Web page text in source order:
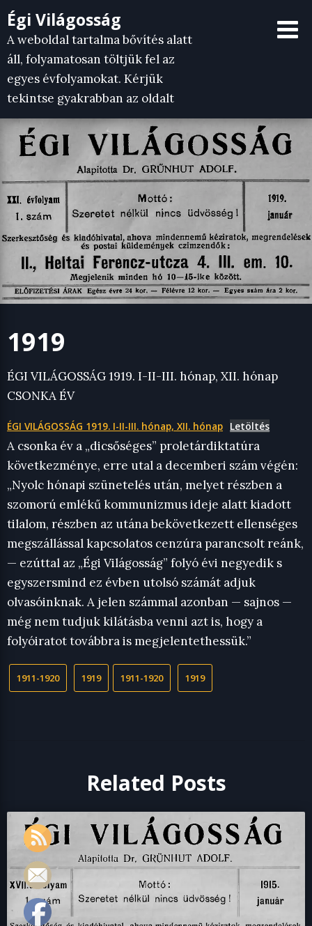
Skip
to
content
Égi Világosság
A weboldal tartalma bővítés alatt
áll, folyamatosan töltjük fel az
egyes évfolyamokat. Kérjük
tekintse gyakrabban az oldalt
1919
ÉGI VILÁGOSSÁG 1919. I-II-III. hónap, XII. hónap
CSONKA ÉV
ÉGI VILÁGOSSÁG 1919. I-II-III. hónap, XII. hónap Letöltés
A csonka év a „dicsőséges” proletárdiktatúra
következménye, erre utal a decemberi szám végén:
„Nyolc hónapi szünetelés után, melyet részben a
szomorú emlékű kommunizmus ideje alatt kiadott
tilalom, részben az utána bekövetkezett ellenséges
megszállással kapcsolatos cenzúra parancsolt reánk,
— ezúttal az „Égi Világosság” folyó évi negyedik s
egyszersmind ez évben utolsó számát adjuk
olvasóinknak. A jelen számmal azonban — sajnos —
még nem tudjuk kilátásba venni azt is, hogy a
folyóiratot továbbra is megjelentethessük.”
1911-1920 1919 1911-1920 1919
Related Posts